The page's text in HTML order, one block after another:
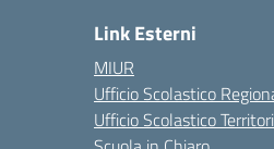
Link Esterni
MIUR
Ufficio Scolastico
Ufficio Scolastico